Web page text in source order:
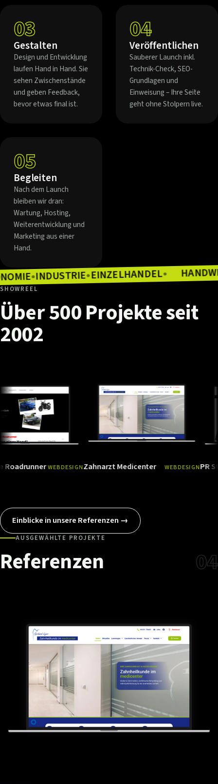
03
Gestalten
Design und Entwicklung
laufen Hand in Hand. Sie
sehen Zwischenstände
und geben Feedback,
bevor etwas final ist.
04
Veröffentlichen
Sauberer Launch inkl.
Technik-Check, SEO-
Grundlagen und
Einweisung – Ihre Seite
geht ohne Stolpern live.
05
Begleiten
Nach dem Launch
bleiben wir dran:
Wartung, Hosting,
Weiterentwicklung und
Marketing aus einer
Hand.
●INDUSTRIE●EINZELHANDEL●
SHOWREEL
Über500Projekteseit
2002
WEBDESIGN Ansehen→
Zahnarzt Medicenter WEBDESIGN Ansehen→
PR Styles
Einblicke in unsere Referenzen →
AUSGEWÄHLTE PROJEKTE
Referenzen 04